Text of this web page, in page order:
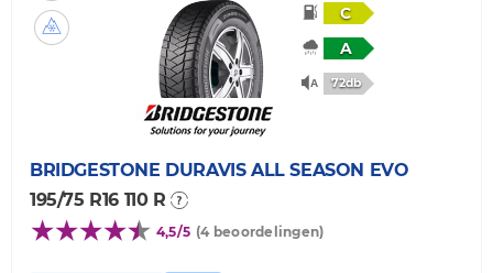
C
A
72db
BRIDGESTONE DURAVIS ALL SEASON EVO
195/75 R16 110 R
4,5/5 (4 beoordelingen)